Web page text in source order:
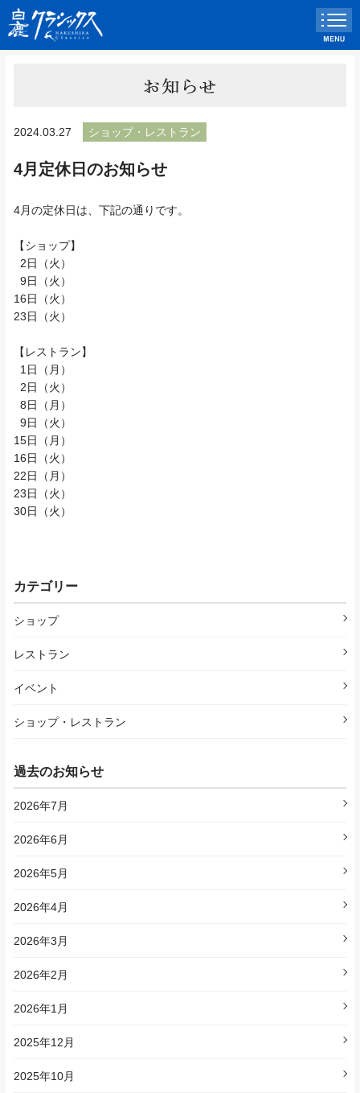
2024.03.27 ショップ・レストラン
4月定休日のお知らせ
4月の定休日は、下記の通りです。
【ショップ】
2日（火）
9日（火）
16日（火）
23日（火）
【レストラン】
1日（月）
2日（火）
8日（月）
9日（火）
15日（月）
16日（火）
22日（月）
23日（火）
30日（火）
カテゴリー
ショップ
レストラン
イベント
ショップ・レストラン
過去のお知らせ
2026年7月
2026年6月
2026年5月
2026年4月
2026年3月
2026年2月
2026年1月
2025年12月
2025年10月